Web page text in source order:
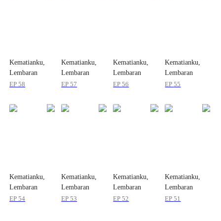
Kematianku,
Lembaran
Baruku
EP58
Kematianku,
Lembaran
Baruku
EP57
Kematianku,
Lembaran
Baruku
EP56
Kematianku,
Lembaran
Baruku
EP55
Kematianku,
Lembaran
Baruku
EP54
Kematianku,
Lembaran
Baruku
EP53
Kematianku,
Lembaran
Baruku
EP52
Kematianku,
Lembaran
Baruku
EP51